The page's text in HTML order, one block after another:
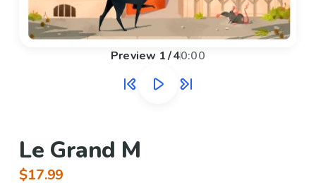
Preview 1/40:00
Le Grand M
$17.99